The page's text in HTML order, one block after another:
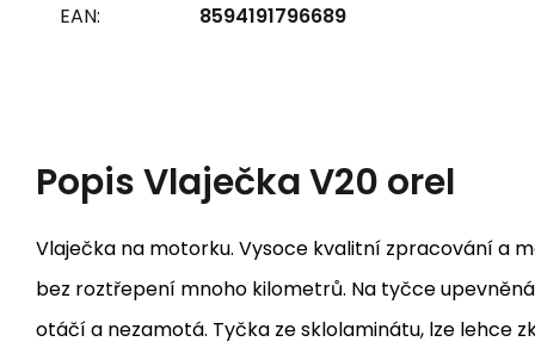
EAN: 8594191796689
PopisVlaječka V20 orel
Vlaječka na motorku. Vysoce kvalitní zpracování a
bez roztřepení mnoho kilometrů. Na tyčce
otáčí a nezamotá. Tyčka ze sklolaminátu, lze lehce